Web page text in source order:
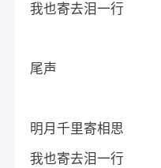
我也寄去泪一行
尾声
明月千里寄相思
我也寄去泪一行